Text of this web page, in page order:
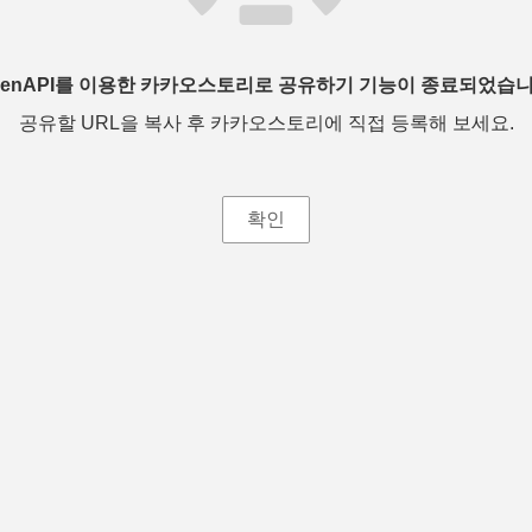
를 이용한 카카오스토리로 공유하기 기능이 종료되었습
공유할 URL을 복사 후 카카오스토리에 직접 등록해 보세요.
확인